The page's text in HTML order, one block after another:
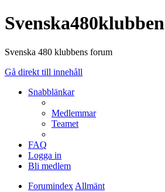
Svenska480klubben
Svenska 480 klubbens forum
Gå direkt till innehåll
Snabblänkar
Medlemmar
Teamet
FAQ
Logga in
Bli medlem
Forumindex Allmänt